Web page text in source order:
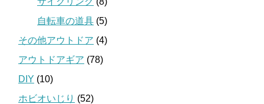
自転車の道具 (5)
その他アウトドア (4)
アウトドアギア (78)
DIY (10)
ホビオいじり (52)